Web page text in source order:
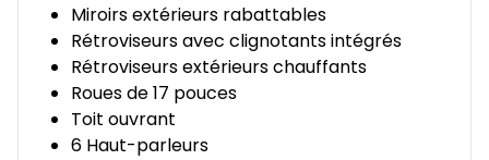
Miroirs extérieurs rabattables
Rétroviseurs avec clignotants intégrés
Rétroviseurs extérieurs chauffants
Roues de 17 pouces
Toit ouvrant
6 Haut-parleurs